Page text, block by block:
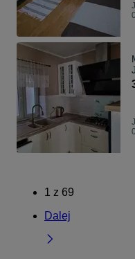
1 z 69
Dalej